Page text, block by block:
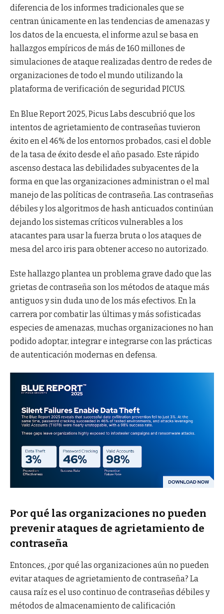
diferencia de los informes tradicionales que se
centran únicamente en las tendencias de amenazas y
los datos de la encuesta, el informe azul se basa en
hallazgos empíricos de más de 160 millones de
simulaciones de ataque realizadas dentro de redes de
organizaciones de todo el mundo utilizando la
plataforma de verificación de seguridad PICUS.
En Blue Report 2025, Picus Labs descubrió que los
intentos de agrietamiento de contraseñas tuvieron
éxito en el 46% de los entornos probados, casi el doble
de la tasa de éxito desde el año pasado. Este rápido
ascenso destaca las debilidades subyacentes de la
forma en que las organizaciones administran o el mal
manejo de las políticas de contraseña. Las contraseñas
débiles y los algoritmos de hash anticuados continúan
dejando los sistemas críticos vulnerables a los
atacantes para usar la fuerza bruta o los ataques de
mesa del arco iris para obtener acceso no autorizado.
Este hallazgo plantea un problema grave dado que las
grietas de contraseña son los métodos de ataque más
antiguos y sin duda uno de los más efectivos. En la
carrera por combatir las últimas y más sofisticadas
especies de amenazas, muchas organizaciones no han
podido adoptar, integrar e integrarse con las prácticas
de autenticación modernas en defensa.
Por qué las organizaciones no pueden
prevenir ataques de agrietamiento de
contraseña
Entonces, ¿por qué las organizaciones aún no pueden
evitar ataques de agrietamiento de contraseña? La
causa raíz es el uso continuo de contraseñas débiles y
métodos de almacenamiento de calificación